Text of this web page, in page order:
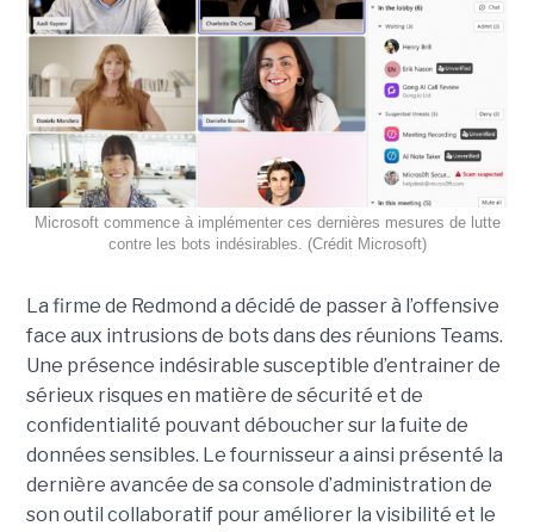
Microsoft commence à implémenter ces dernières mesures de lutte
contre les bots indésirables. (Crédit Microsoft)
La firme de Redmond a décidé de passer à l’offensive
face aux intrusions de bots dans des réunions Teams.
Une présence indésirable susceptible d’entrainer de
sérieux risques en matière de sécurité et de
confidentialité pouvant déboucher sur la fuite de
données sensibles. Le fournisseur a ainsi présenté la
dernière avancée de sa console d’administration de
son outil collaboratif pour améliorer la visibilité et le